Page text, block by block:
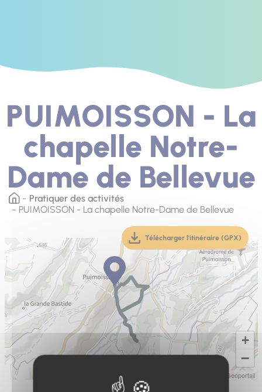
PUIMOISSON - La
chapelle Notre-
Dame de Bellevue
Pratiquer des activités
PUIMOISSON - La chapelle Notre-Dame de Bellevue
+
−
IGN-F/Geoportail
Télécharger l'itinéraire (GPX)
(téléchargement,